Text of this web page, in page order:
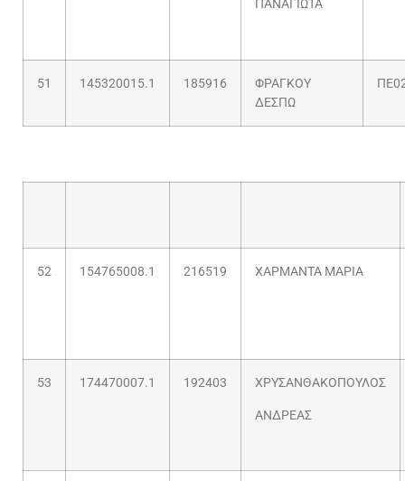
ΠΑΝΑΓΙΩΤΑ
51 145320015.1 185916
ΦΡΑΓΚΟΥ
ΔΕΣΠΩ
52 154765008.1 216519 ΧΑΡΜΑΝΤΑ ΜΑΡΙΑ
53 174470007.1 192403 ΧΡΥΣΑΝΘΑΚΟΠΟΥΛΟΣ
ΑΝΔΡΕΑΣ